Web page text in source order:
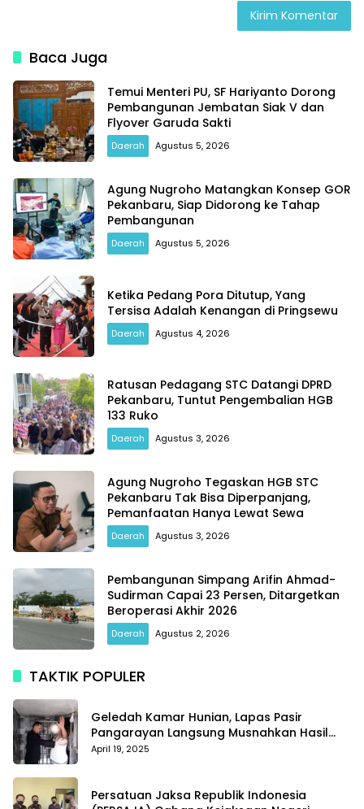
Baca Juga
Temui Menteri PU, SF Hariyanto Dorong
Pembangunan Jembatan Siak V dan
Flyover Garuda Sakti
Daerah Agustus 5, 2026
Agung Nugroho Matangkan Konsep GOR
Pekanbaru, Siap Didorong ke Tahap
Pembangunan
Daerah Agustus 5, 2026
Ketika Pedang Pora Ditutup, Yang
Tersisa Adalah Kenangan di Pringsewu
Daerah Agustus 4, 2026
Ratusan Pedagang STC Datangi DPRD
Pekanbaru, Tuntut Pengembalian HGB
133 Ruko
Daerah Agustus 3, 2026
Agung Nugroho Tegaskan HGB STC
Pekanbaru Tak Bisa Diperpanjang,
Pemanfaatan Hanya Lewat Sewa
Daerah Agustus 3, 2026
Pembangunan Simpang Arifin Ahmad-
Sudirman Capai 23 Persen, Ditargetkan
Beroperasi Akhir 2026
Daerah Agustus 2, 2026
TAKTIK POPULER
Geledah Kamar Hunian, Lapas Pasir
Pangarayan Langsung Musnahkan Hasil
Temuan
April 19, 2025
Persatuan Jaksa Republik Indonesia